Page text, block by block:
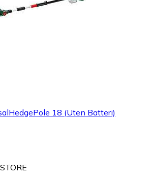
18 (Uten Batteri)